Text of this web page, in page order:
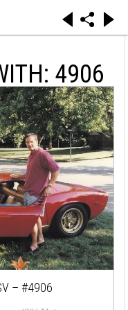
4906
– #4906